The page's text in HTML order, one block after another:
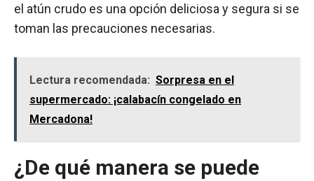
el atún crudo es una opción deliciosa y segura si se
toman las precauciones necesarias.
Lectura recomendada: Sorpresa en el
supermercado: ¡calabacín congelado en
Mercadona!
¿De qué manera se puede